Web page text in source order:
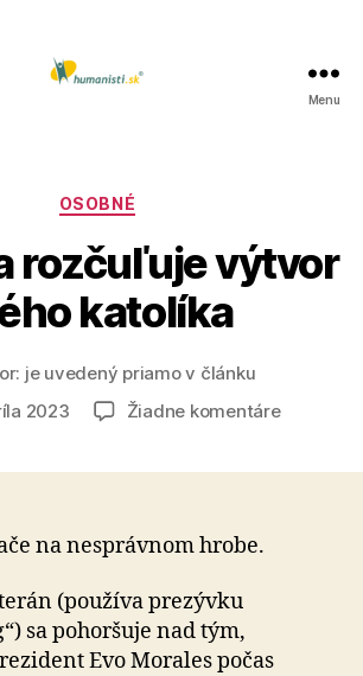
Menu
Kategórie
OSOBNÉ
rozčuľuje výtvor
katolíka
je uvedený priamo v článku
2023 Žiadne komentárena
na nesprávnom hrobe.
(používa prezývku
sa pohoršuje nad tým,
Evo Morales počas